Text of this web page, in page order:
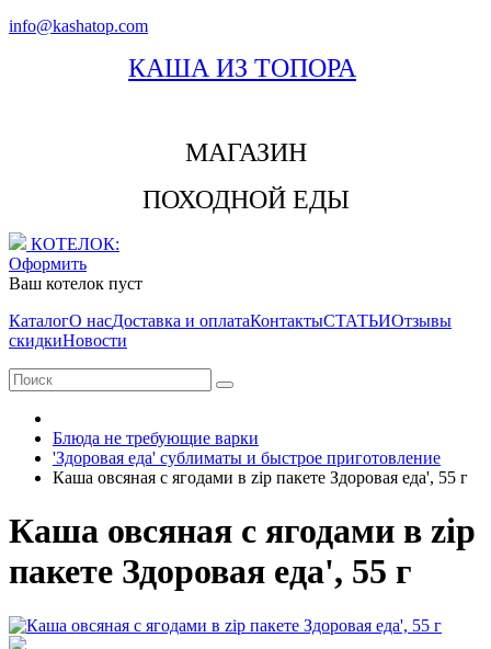
info@kashatop.com
КАША ИЗ ТОПОРА
МАГАЗИН
ПОХОДНОЙ ЕДЫ
КОТЕЛОК:
Оформить
Ваш котелок пуст
КаталогО насДоставка и оплатаКонтактыСТАТЬИОтзывы
скидкиНовости
Блюда не требующие варки
'Здоровая еда' сублиматы и быстрое приготовление
Каша овсяная с ягодами в zip пакете Здоровая еда', 55 г
Каша овсяная с ягодами в zip
пакете Здоровая еда', 55 г